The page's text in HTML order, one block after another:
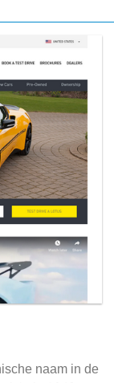
naam in de